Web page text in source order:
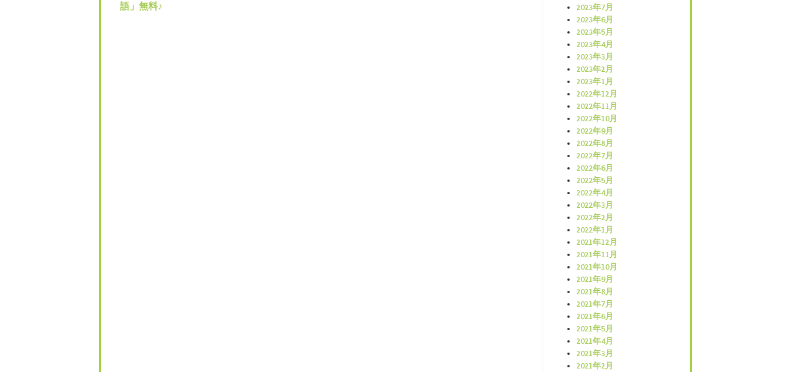
語」無料♪
2023年7月
2023年6月
2023年5月
2023年4月
2023年3月
2023年2月
2023年1月
2022年12月
2022年11月
2022年10月
2022年9月
2022年8月
2022年7月
2022年6月
2022年5月
2022年4月
2022年3月
2022年2月
2022年1月
2021年12月
2021年11月
2021年10月
2021年9月
2021年8月
2021年7月
2021年6月
2021年5月
2021年4月
2021年3月
2021年2月